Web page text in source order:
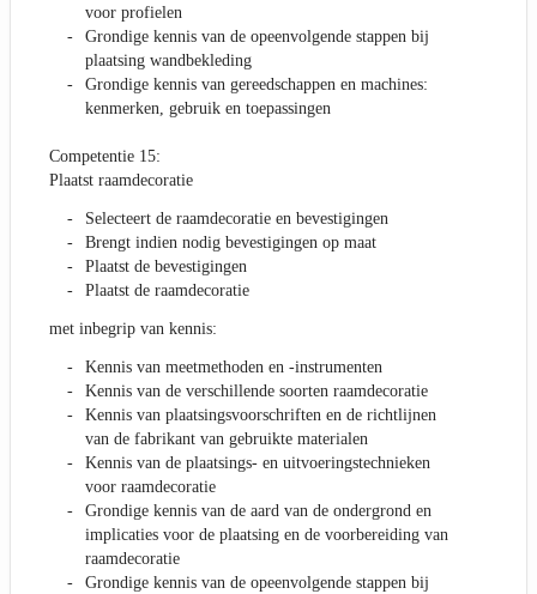
voor profielen
Grondige kennis van de opeenvolgende stappen bij
plaatsing wandbekleding
Grondige kennis van gereedschappen en machines:
kenmerken, gebruik en toepassingen
Competentie 15:
Plaatst raamdecoratie
Selecteert de raamdecoratie en bevestigingen
Brengt indien nodig bevestigingen op maat
Plaatst de bevestigingen
Plaatst de raamdecoratie
met inbegrip van kennis:
Kennis van meetmethoden en -instrumenten
Kennis van de verschillende soorten raamdecoratie
Kennis van plaatsingsvoorschriften en de richtlijnen
van de fabrikant van gebruikte materialen
Kennis van de plaatsings- en uitvoeringstechnieken
voor raamdecoratie
Grondige kennis van de aard van de ondergrond en
implicaties voor de plaatsing en de voorbereiding van
raamdecoratie
Grondige kennis van de opeenvolgende stappen bij